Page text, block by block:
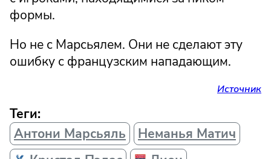
формы.
Но не с Марсьялем. Они не сделают эту
ошибку с французским нападающим.
Источник
Теги:
Антони Марсьяль
Неманья Матич